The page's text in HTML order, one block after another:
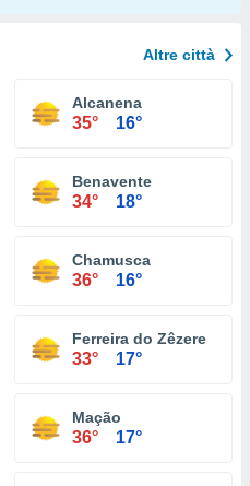
Altre città
Alcanena
35° 16°
Benavente
34° 18°
Chamusca
36° 16°
Ferreira do Zêzere
33° 17°
Mação
36° 17°